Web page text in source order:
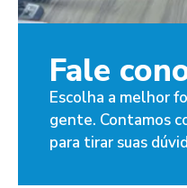
Fale
Escolha a melhor
gente. Contamos
para tirar suas